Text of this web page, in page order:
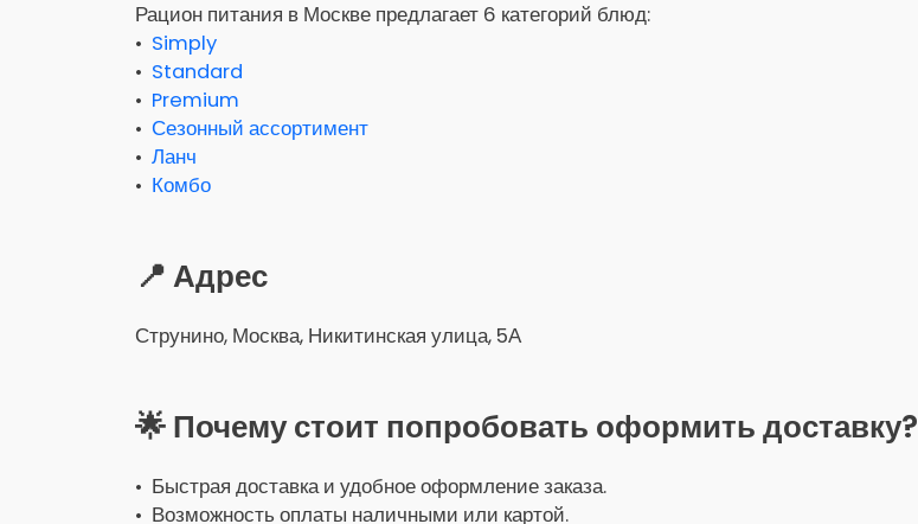
Рацион питания в Москве предлагает 6 категорий блюд:
• Simply
• Standard
• Premium
• Сезонный ассортимент
• Ланч
• Комбо
📍 Адрес
Струнино, Москва, Никитинская улица, 5А
🌟 Почему стоит попробовать оформить доставку?
• Быстрая доставка и удобное оформление заказа.
• Возможность оплаты наличными или картой.